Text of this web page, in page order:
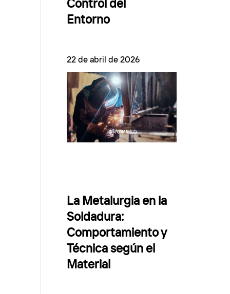
Control del
Entorno
22 de abril de 2026
La Metalurgia en la
Soldadura:
Comportamiento y
Técnica según el
Material